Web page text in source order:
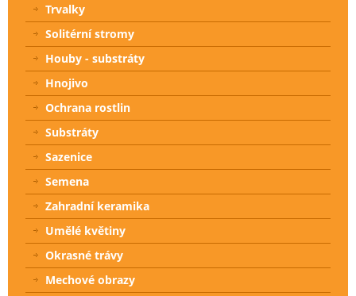
Trvalky
Solitérní stromy
Houby - substráty
Hnojivo
Ochrana rostlin
Substráty
Sazenice
Semena
Zahradní keramika
Umělé květiny
Okrasné trávy
Mechové obrazy